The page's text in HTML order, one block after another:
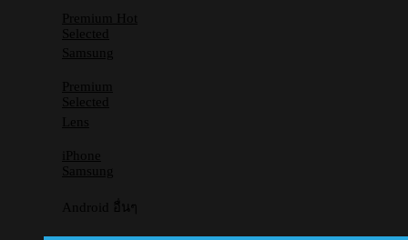
Premium
Selected
Samsung
Premium
Selected
Lens
iPhone
Samsung
Android อื่นๆ